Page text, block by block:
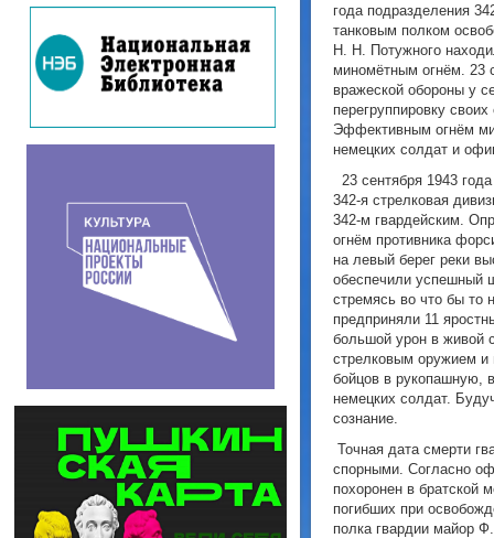
года подразделения
танковым полком
Н. Н. Потужного
миномётным огнём. 23
вражеской обороны у
перегруппировку
Эффективным огнём
немецких солдат и
23 сентября 1943
342-я стрелковая
342-м гвардейским.
огнём противника
на левый берег реки
обеспечили успешный
стремясь во что бы то
предприняли 11
большой урон в живой
стрелковым оружием и
бойцов в рукопашную,
немецких солдат.
сознание.
Точная дата смерти
спорными. Согласно
похоронен в братской
погибших при
полка гвардии майор